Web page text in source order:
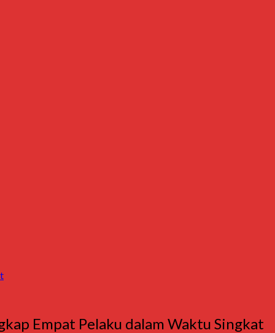
Empat Pelaku dalam Waktu Singkat